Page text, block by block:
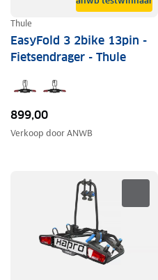
Thule
EasyFold 3 2bike 13pin -
Fietsendrager - Thule
899,00
Verkoop doorANWB